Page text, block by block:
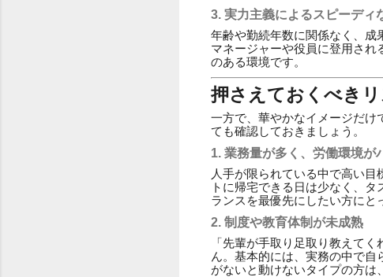
3. 実力主義によるスピーディ
年齢や勤続年数に関係なく、成
マネージャーや役員に登用さ
のある環境です。
押さえておくべき
一方で、華やかなイメージだけ
ても確認しておきましょう。
1. 業務量が多く、労働環境が
人手が限られている中で高い
トに帰宅できる日は少なく、
ランスを最優先にしたい方にと
2. 制度や教育体制が未成熟
「先輩が手取り足取り教えて
ん。基本的には、実務の中で
がないと動けないタイプの方は